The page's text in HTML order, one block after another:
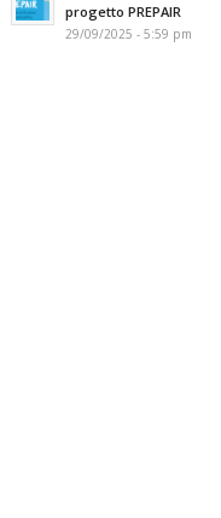
progetto PREPAIR
29/09/2025 - 5:59 pm